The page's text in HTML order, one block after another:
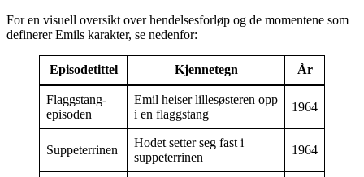
For en visuell oversikt over hendelsesforløp og de momentene som
definerer Emils karakter, se nedenfor:
Episodetittel Kjennetegn År
Flaggstang-
episoden
Emil heiser lillesøsteren opp
i en flaggstang
1964
Suppeterrinen
Hodet setter seg fast i
suppeterrinen
1964